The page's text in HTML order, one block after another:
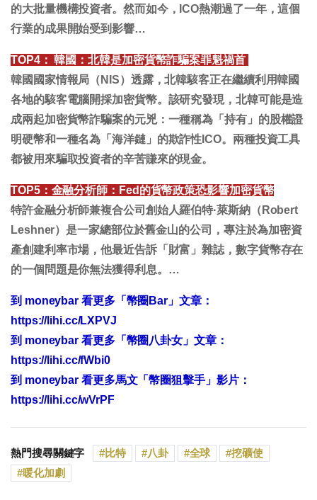
的大批量機構投資者。然而如今，ICO熱潮過了一年，這個
行業的成果開始受到影響…
TOP4： 韓國：北韓是加密貨幣詐騙案罪魁禍首
韓國國家情報局（NIS）透露，北韓駭客正在繼續利用韓國
各地的駭客電腦開採加密貨幣。該研究發現，北韓可能是造
成兩起加密貨幣詐騙案的元兇：一種稱為「持有」的股權證
明硬幣和一種名為「海洋鏈」的欺詐性ICO。兩種投資工具
都被用來騙取投資者的辛苦賺來的現金。
TOP5：金融分析師： Fed 的貨幣政策恐影響加密貨幣
特許金融分析師兼複合公司創始人羅伯特·萊斯納（Robert
Leshner）是一家總部位於舊金山的公司，專注於為加密資
產創建利率市場，他最近告訴「財富」雜誌，數字貨幣存在
的一個問題是你無法獲得利息。…
到 moneybar 看更多「幣圈Bar」文章：
https://lihi.cc/LXPVJ
到 moneybar 看更多「幣圈八卦女」文章：
https://lihi.cc/fWbi0
到 moneybar 看更多馬文「幣圈狙擊手」影片：
https://lihi.cc/wVrPF
熱門搜尋關鍵字 比特 八卦 全球
挖礦使
暖化加劇